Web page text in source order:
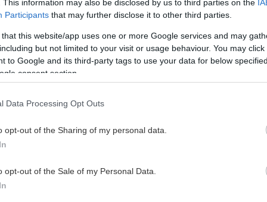
This information may also be disclosed by us to third parties on the
Participants that may further disclose it to other third parties.
that this website/app uses one or more Google services and may
but not limited to your visit or usage behaviour. You may
to Google and its third-party tags to use your data for below
consent section.
Data Processing Opt Outs
opt-out of the Sharing of my personal data.
opt-out of the Sale of my Personal Data.
roku 2022. (Zdroj: Slovenský zväz pre